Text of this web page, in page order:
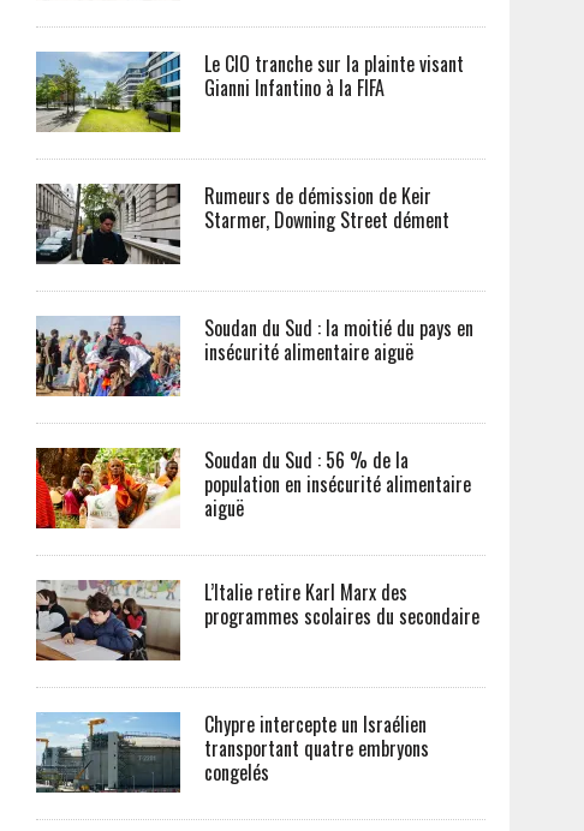
Le CIO tranche sur la plainte visant
Gianni Infantino à la FIFA
Rumeurs de démission de Keir
Starmer, Downing Street dément
Soudan du Sud : la moitié du pays en
insécurité alimentaire aiguë
Soudan du Sud : 56 % de la
population en insécurité alimentaire
aiguë
L’Italie retire Karl Marx des
programmes scolaires du secondaire
Chypre intercepte un Israélien
transportant quatre embryons
congelés